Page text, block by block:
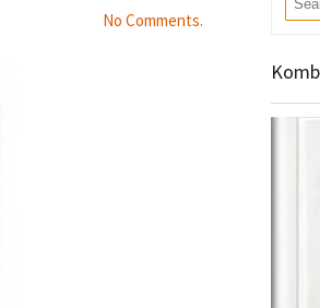
No Comments.